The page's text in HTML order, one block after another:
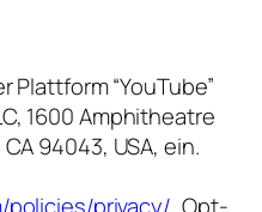
Plattform “YouTube”
1600 Amphitheatre
94043, USA, ein.